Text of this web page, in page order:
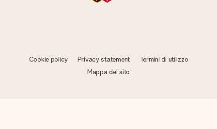
Cookie policy Privacy statement
Termini di utilizzo
Mappa del sito